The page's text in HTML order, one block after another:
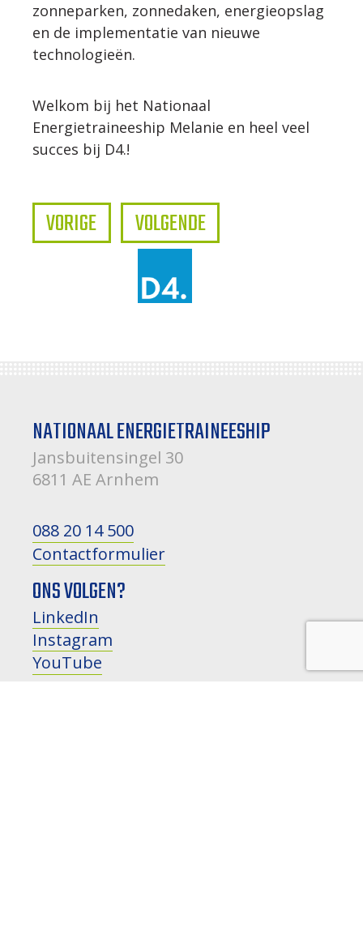
zonneparken, zonnedaken, energieopslag
en de implementatie van nieuwe
technologieën.
Welkom bij het Nationaal
Energietraineeship Melanie en heel veel
succes bij D4.!
VORIGE VOLGENDE
NATIONAAL ENERGIETRAINEESHIP
Jansbuitensingel 30
6811 AE Arnhem
088 20 14 500
Contactformulier
ONS VOLGEN?
LinkedIn
Instagram
YouTube